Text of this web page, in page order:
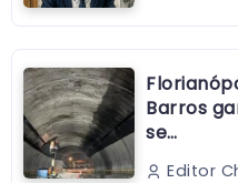
Barros
se…
Editor